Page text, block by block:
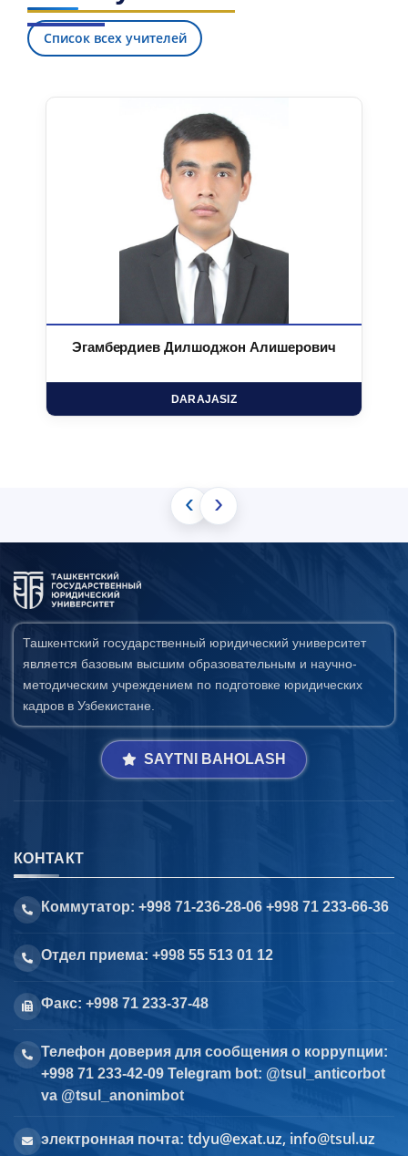
Список всех учителей
Эгамбердиев Дилшоджон Алишерович
DARAJASIZ
‹ ›
Ташкентский государственный юридический университет
является базовым высшим образовательным и научно-
методическим учреждением по подготовке юридических
кадров в Узбекистане.
SAYTNI BAHOLASH
КОНТАКТ
Коммутатор: +998 71-236-28-06 +998 71 233-66-36
Отдел приема: +998 55 513 01 12
Факс: +998 71 233-37-48
Телефон доверия для сообщения о коррупции:
+998 71 233-42-09 Telegram bot: @tsul_anticorbot
va @tsul_anonimbot
электронная почта: tdyu@exat.uz, info@tsul.uz